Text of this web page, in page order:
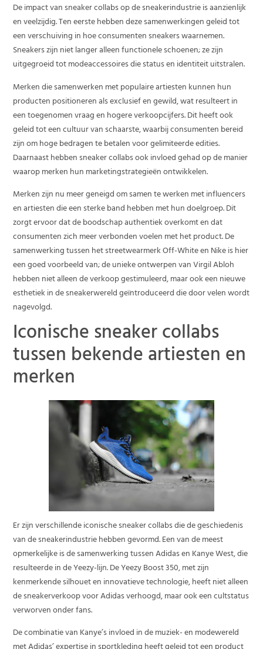
De impact van sneaker collabs op de sneakerindustrie is aanzienlijk
en veelzijdig. Ten eerste hebben deze samenwerkingen geleid tot
een verschuiving in hoe consumenten sneakers waarnemen.
Sneakers zijn niet langer alleen functionele schoenen; ze zijn
uitgegroeid tot modeaccessoires die status en identiteit uitstralen.
Merken die samenwerken met populaire artiesten kunnen hun
producten positioneren als exclusief en gewild, wat resulteert in
een toegenomen vraag en hogere verkoopcijfers. Dit heeft ook
geleid tot een cultuur van schaarste, waarbij consumenten bereid
zijn om hoge bedragen te betalen voor gelimiteerde edities.
Daarnaast hebben sneaker collabs ook invloed gehad op de manier
waarop merken hun marketingstrategieën ontwikkelen.
Merken zijn nu meer geneigd om samen te werken met influencers
en artiesten die een sterke band hebben met hun doelgroep. Dit
zorgt ervoor dat de boodschap authentiek overkomt en dat
consumenten zich meer verbonden voelen met het product. De
samenwerking tussen het streetwearmerk Off-White en Nike is hier
een goed voorbeeld van; de unieke ontwerpen van Virgil Abloh
hebben niet alleen de verkoop gestimuleerd, maar ook een nieuwe
esthetiek in de sneakerwereld geïntroduceerd die door velen wordt
nagevolgd.
Iconische sneaker collabs
tussen bekende artiesten en
merken
Er zijn verschillende iconische sneaker collabs die de geschiedenis
van de sneakerindustrie hebben gevormd. Een van de meest
opmerkelijke is de samenwerking tussen Adidas en Kanye West, die
resulteerde in de Yeezy-lijn. De Yeezy Boost 350, met zijn
kenmerkende silhouet en innovatieve technologie, heeft niet alleen
de sneakerverkoop voor Adidas verhoogd, maar ook een cultstatus
verworven onder fans.
De combinatie van Kanye’s invloed in de muziek- en modewereld